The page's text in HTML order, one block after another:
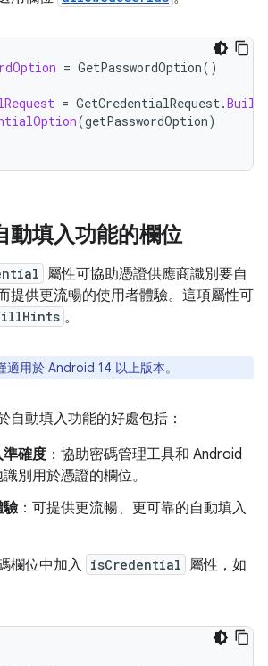
= GetPasswordOption()
= GetCredentialRequest.
(getPasswordOption)
動填入功能的欄位
屬性可協助憑證供應商識別要自
提供更流暢的使用者體驗。這項屬性可
。
適用於 Android 14 以上版本。
自動填入功能的好處包括：
確度 ：協助密碼管理工具和 Android
別用於憑證的欄位。
驗：可提供更流暢、更可靠的自動填入
欄位中加入 isCredential 屬性，如